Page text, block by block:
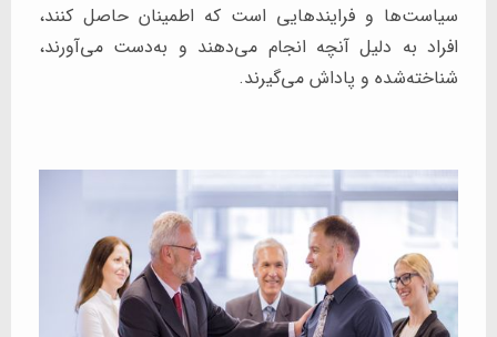
سیاست‌ها و فرایندهایی است که اطمینان حاصل کنند،
افراد به دلیل آنچه انجام می‌دهند و به‌دست می‌آورند،
شناخته‌شده و پاداش می‌گیرند.